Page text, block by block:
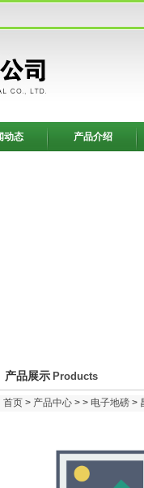
动态 产品介绍
产品展示 Products
首页 > 产品中心 > > 电子地磅 >